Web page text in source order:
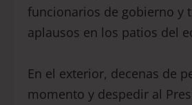
funcionarios de gobierno y
aplausos en los patios del
En el exterior, decenas de
momento y despedir al